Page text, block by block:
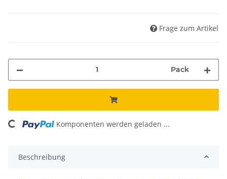
Frage zum Artikel
Pack
Komponenten werden geladen ...
Beschreibung